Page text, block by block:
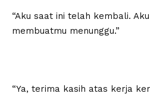
“Aku saat ini telah kembali.
membuatmu menunggu.”
“Ya, terima kasih atas kerja